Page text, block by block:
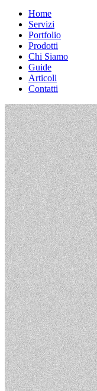
Home
Servizi
Portfolio
Prodotti
Chi Siamo
Guide
Articoli
Contatti